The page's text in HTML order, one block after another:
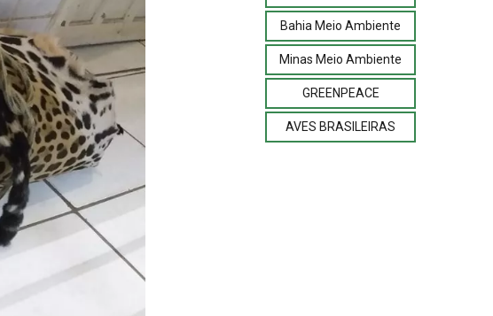
Bahia Meio Ambiente
Minas Meio Ambiente
GREENPEACE
AVES BRASILEIRAS